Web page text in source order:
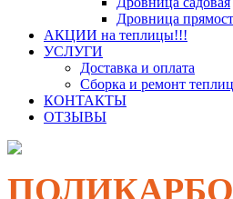
Дровница
АКЦИИ на теплицы!!!
УСЛУГИ
Доставка и оплата
Сборка и ремонт теплиц
КОНТАКТЫ
ОТЗЫВЫ